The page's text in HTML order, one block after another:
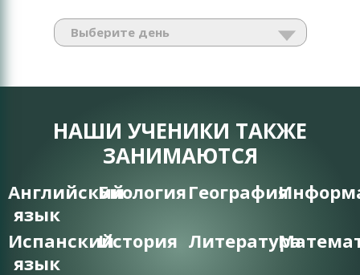
НАШИ УЧЕНИКИ ТАКЖЕ
ЗАНИМАЮТСЯ
Английский
язык
БиологияГеография
Испанский
язык
История Литература